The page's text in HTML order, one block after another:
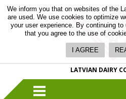
LATVIAN DAIRY
We inform you that on websites of the
are used. We use cookies to optimize
your user experience. By continuing
that you agree to the use of
I AGREE